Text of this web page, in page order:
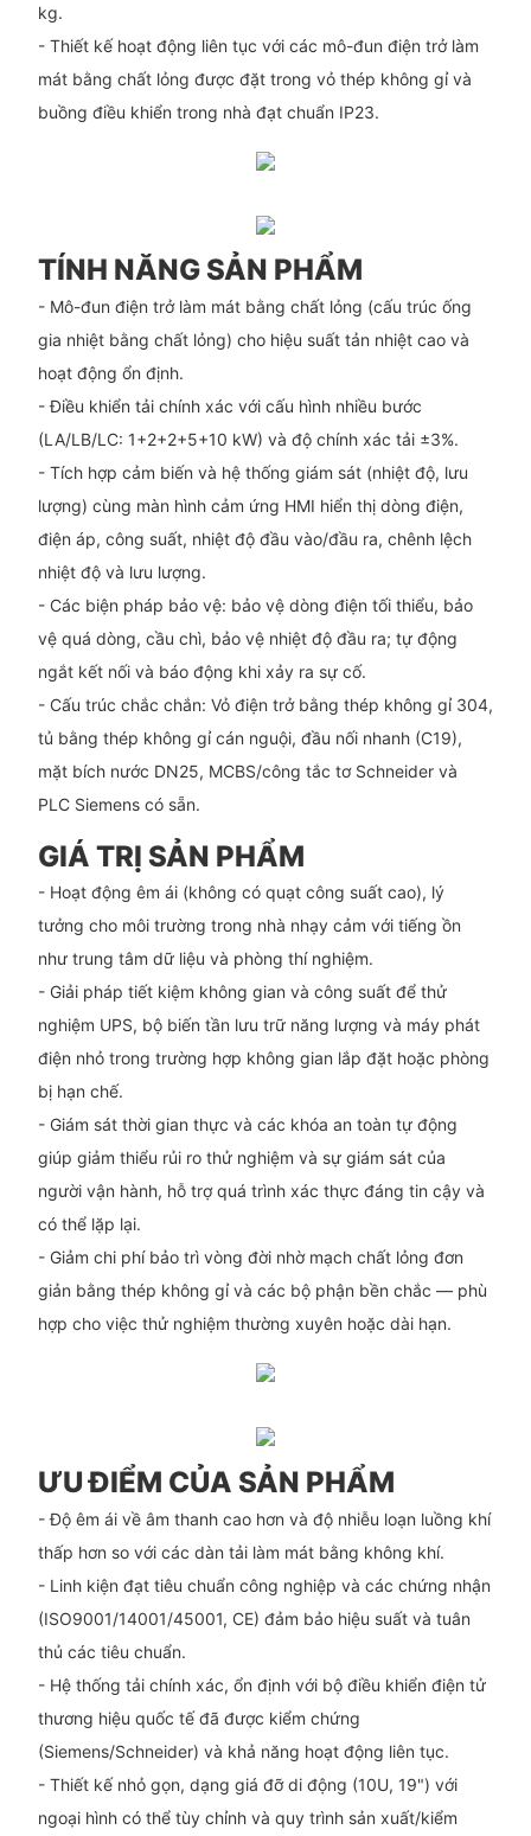
kg.
- Thiết kế hoạt động liên tục với các mô-đun điện trở làm
mát bằng chất lỏng được đặt trong vỏ thép không gỉ và
buồng điều khiển trong nhà đạt chuẩn IP23.
TÍNH NĂNG SẢN PHẨM
- Mô-đun điện trở làm mát bằng chất lỏng (cấu trúc ống
gia nhiệt bằng chất lỏng) cho hiệu suất tản nhiệt cao và
hoạt động ổn định.
- Điều khiển tải chính xác với cấu hình nhiều bước
(LA/LB/LC: 1+2+2+5+10 kW) và độ chính xác tải ±3%.
- Tích hợp cảm biến và hệ thống giám sát (nhiệt độ, lưu
lượng) cùng màn hình cảm ứng HMI hiển thị dòng điện,
điện áp, công suất, nhiệt độ đầu vào/đầu ra, chênh lệch
nhiệt độ và lưu lượng.
- Các biện pháp bảo vệ: bảo vệ dòng điện tối thiểu, bảo
vệ quá dòng, cầu chì, bảo vệ nhiệt độ đầu ra; tự động
ngắt kết nối và báo động khi xảy ra sự cố.
- Cấu trúc chắc chắn: Vỏ điện trở bằng thép không gỉ 304,
tủ bằng thép không gỉ cán nguội, đầu nối nhanh (C19),
mặt bích nước DN25, MCBS/công tắc tơ Schneider và
PLC Siemens có sẵn.
GIÁ TRỊ SẢN PHẨM
- Hoạt động êm ái (không có quạt công suất cao), lý
tưởng cho môi trường trong nhà nhạy cảm với tiếng ồn
như trung tâm dữ liệu và phòng thí nghiệm.
- Giải pháp tiết kiệm không gian và công suất để thử
nghiệm UPS, bộ biến tần lưu trữ năng lượng và máy phát
điện nhỏ trong trường hợp không gian lắp đặt hoặc phòng
bị hạn chế.
- Giám sát thời gian thực và các khóa an toàn tự động
giúp giảm thiểu rủi ro thử nghiệm và sự giám sát của
người vận hành, hỗ trợ quá trình xác thực đáng tin cậy và
có thể lặp lại.
- Giảm chi phí bảo trì vòng đời nhờ mạch chất lỏng đơn
giản bằng thép không gỉ và các bộ phận bền chắc — phù
hợp cho việc thử nghiệm thường xuyên hoặc dài hạn.
ƯU ĐIỂM CỦA SẢN PHẨM
- Độ êm ái về âm thanh cao hơn và độ nhiễu loạn luồng khí
thấp hơn so với các dàn tải làm mát bằng không khí.
- Linh kiện đạt tiêu chuẩn công nghiệp và các chứng nhận
(ISO9001/14001/45001, CE) đảm bảo hiệu suất và tuân
thủ các tiêu chuẩn.
- Hệ thống tải chính xác, ổn định với bộ điều khiển điện tử
thương hiệu quốc tế đã được kiểm chứng
(Siemens/Schneider) và khả năng hoạt động liên tục.
- Thiết kế nhỏ gọn, dạng giá đỡ di động (10U, 19") với
ngoại hình có thể tùy chỉnh và quy trình sản xuất/kiểm